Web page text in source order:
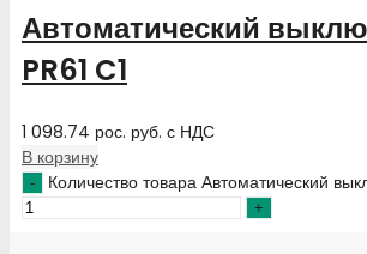
Автоматический
PR61 C1
1 098.74 рос. руб. с НДС
В корзину
Количество товара Автоматический